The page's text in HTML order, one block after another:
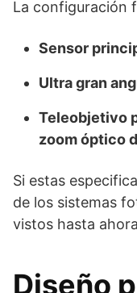
La configuración
Sensor
Ultra gran
Teleobjetivo
zoom óptico
Si estas
de los sistemas
vistos hasta
Diseño